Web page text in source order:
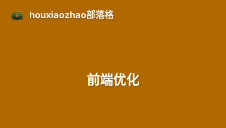
houxiaozhao部落格
前端优化